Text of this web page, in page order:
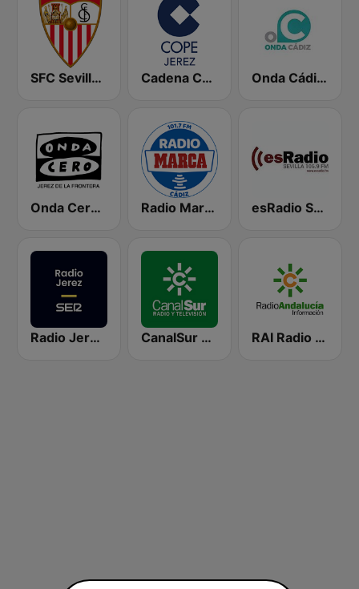
SFC Sevilla Fútbol Club Radio 91.6 Cadena COPE Jerez Onda Cádiz Radio
Onda Cero Jerez de la Frontera Radio Marca Cádiz esRadio Sevilla
Radio Jerez SER CanalSur Radio Jerez RAI Radio Andalucía Información